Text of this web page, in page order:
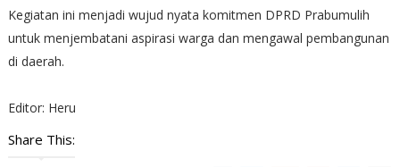
Kegiatan ini menjadi wujud nyata komitmen DPRD Prabumulih
untuk menjembatani aspirasi warga dan mengawal pembangunan
di daerah.
Editor: Heru
Share This: